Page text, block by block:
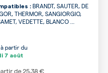
: BRANDT, SAUTER, DE
THERMOR, SANGIORGIO,
VEDETTE, BLANCO ...
partir du
7 août
de25,38 €